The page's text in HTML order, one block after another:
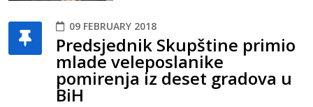
09 FEBRUARY 2018
Predsjednik Skupštine primio
mlade veleposlanike
pomirenja iz deset gradova u
BiH